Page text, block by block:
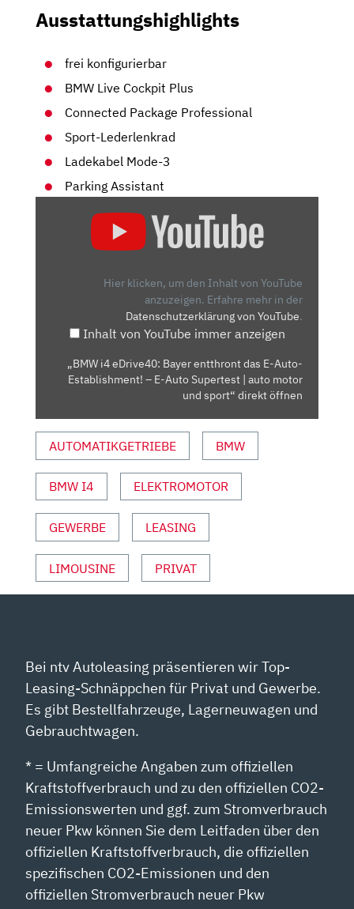
Ausstattungshighlights
frei konfigurierbar
BMW Live Cockpit Plus
Connected Package Professional
Sport-Lederlenkrad
Ladekabel Mode-3
Parking Assistant
EDRIVE40:
ENTTHRONT
AUTO-
ESTABLISHMENT!
SUPERTEST
AUTO
MOTOR
SPORT“
VON
YOUTUBE
ANZEIGEN
Hier klicken, um den Inhalt von YouTube
anzuzeigen. Erfahre mehr in der
Datenschutzerklärung von YouTube.
Inhalt von YouTube immer anzeigen
„BMW i4 eDrive40: Bayer entthront das E-Auto-
Establishment! – E-Auto Supertest | auto motor
und sport“ direkt öffnen
AUTOMATIKGETRIEBE BMW
BMW I4 ELEKTROMOTOR
GEWERBE LEASING
LIMOUSINE PRIVAT
Bei ntv Autoleasing präsentieren wir Top-
Leasing-Schnäppchen für Privat und Gewerbe.
Es gibt Bestellfahrzeuge, Lagerneuwagen und
Gebrauchtwagen.
* = Umfangreiche Angaben zum offiziellen
Kraftstoffverbrauch und zu den offiziellen CO2-
Emissionswerten und ggf. zum Stromverbrauch
neuer Pkw können Sie dem Leitfaden über den
offiziellen Kraftstoffverbrauch, die offiziellen
spezifischen CO2-Emissionen und den
offiziellen Stromverbrauch neuer Pkw